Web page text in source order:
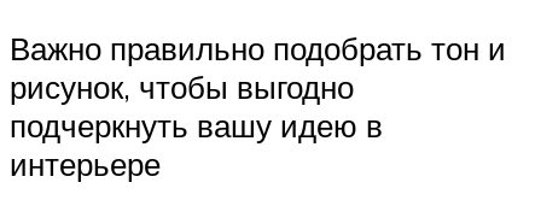
Важно правильно подобрать тон и
рисунок, чтобы выгодно
подчеркнуть вашу идею в
интерьере